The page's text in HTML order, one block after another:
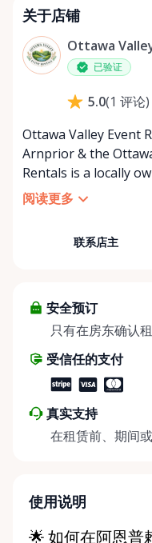
星期四
星期六
星期日
关于店铺
Ottawa
已验证
5.0(1 评论)
Ottawa Valley Event
Arnprior & the Ottawa Valley
Rentals is a locally
in Arnprior, Ontario,
Valley and
family celebrations,
Arnprior, Renfrew,
Place, Deep River,
planning a small
special event, we’re here
convenient self-
Rent Anything Store
for DIY planners to
Valley for added convenience. At
moments that bring
阅读更多
联系店主
安全预订
只有在房东确认
受信任的支付
真实支持
在租赁前、期间
使用说明
🌟 如何在阿恩普